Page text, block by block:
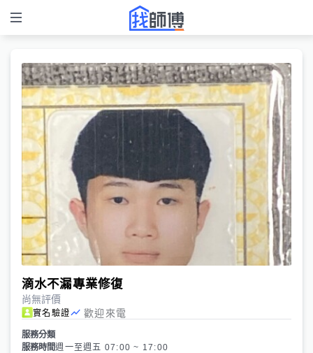
滴水不漏專業修復
尚無評價
實名驗證 歡迎來電
服務分類
服務時間週一至週五 07:00 ~ 17:00